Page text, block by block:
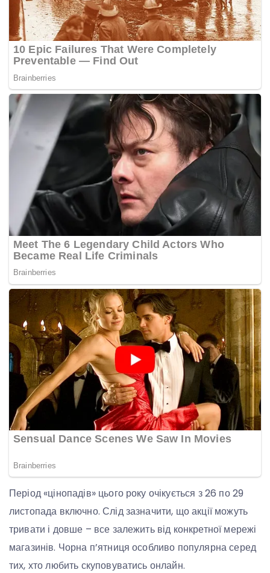
Період «цінопадів» цього року очікується з 26 по 29
листопада включно. Слід зазначити, що акції можуть
тривати і довше – все залежить від конкретної мережі
магазинів. Чорна п’ятниця особливо популярна серед
тих, хто любить скуповуватись онлайн.